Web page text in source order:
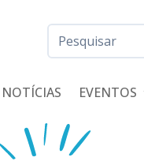
NOTÍCIAS EVENTOS